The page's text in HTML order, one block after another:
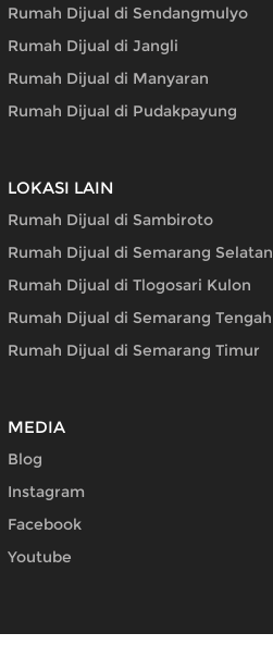
Rumah Dijual di Sendangmulyo
Rumah Dijual di Jangli
Rumah Dijual di Manyaran
Rumah Dijual di Pudakpayung
LOKASI LAIN
Rumah Dijual di Sambiroto
Rumah Dijual di Semarang Selatan
Rumah Dijual di Tlogosari Kulon
Rumah Dijual di Semarang Tengah
Rumah Dijual di Semarang Timur
MEDIA
Blog
Instagram
Facebook
Youtube